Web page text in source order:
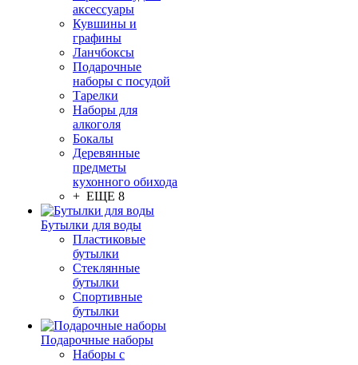
аксессуары
Кувшины и
графины
Ланчбоксы
Подарочные
наборы с посудой
Тарелки
Наборы для
алкоголя
Бокалы
Деревянные
предметы
кухонного обихода
+ ЕЩЕ 8
Бутылки для воды
Пластиковые
бутылки
Стеклянные
бутылки
Спортивные
бутылки
Подарочные наборы
Наборы с